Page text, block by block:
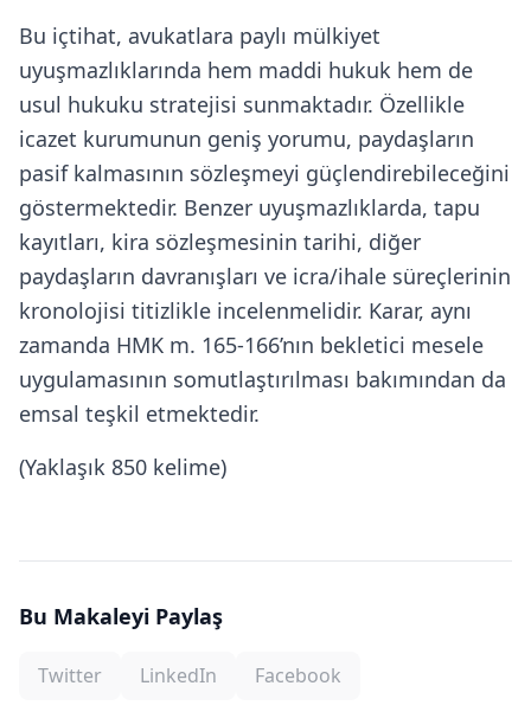
Bu içtihat, avukatlara paylı mülkiyet
uyuşmazlıklarında hem maddi hukuk hem de
usul hukuku stratejisi sunmaktadır. Özellikle
icazet kurumunun geniş yorumu, paydaşların
pasif kalmasının sözleşmeyi güçlendirebileceğini
göstermektedir. Benzer uyuşmazlıklarda, tapu
kayıtları, kira sözleşmesinin tarihi, diğer
paydaşların davranışları ve icra/ihale süreçlerinin
kronolojisi titizlikle incelenmelidir. Karar, aynı
zamanda HMK m. 165-166’nın bekletici mesele
uygulamasının somutlaştırılması bakımından da
emsal teşkil etmektedir.
(Yaklaşık 850 kelime)
Bu Makaleyi Paylaş
Twitter LinkedIn Facebook